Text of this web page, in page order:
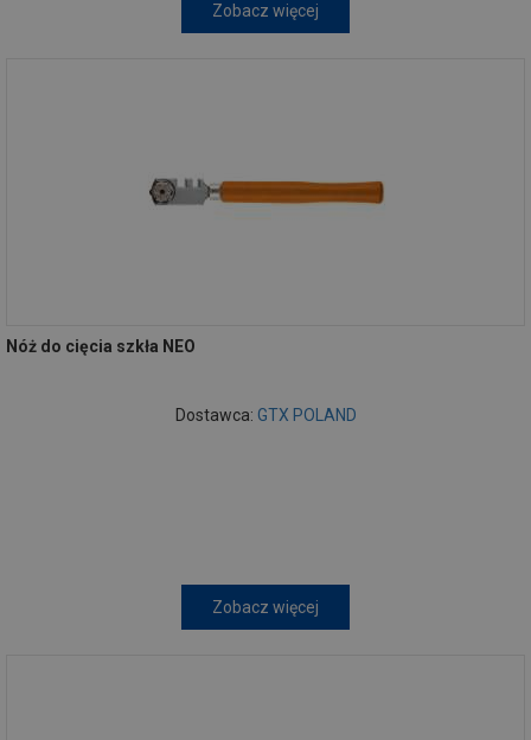
Zobacz więcej
Nóż do cięcia szkła NEO
Dostawca: GTX POLAND
Zobacz więcej